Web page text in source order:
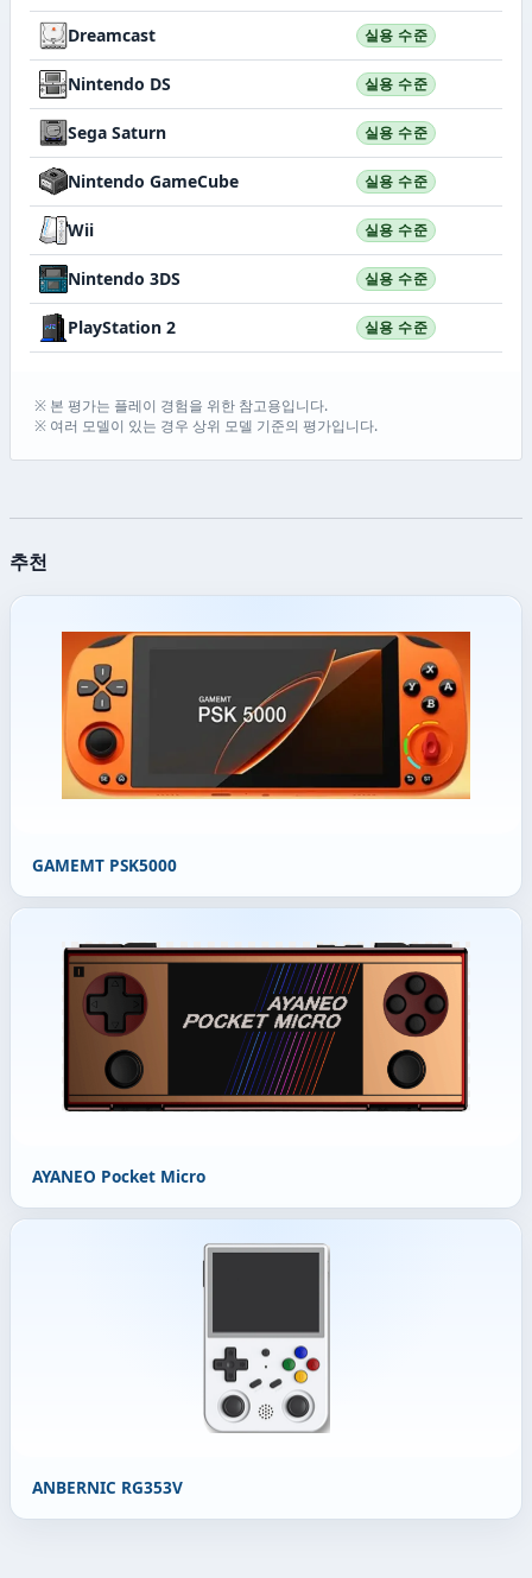
Dreamcast 실용 수준
Nintendo DS 실용 수준
Sega Saturn 실용 수준
Nintendo GameCube 실용 수준
Wii 실용 수준
Nintendo 3DS 실용 수준
PlayStation 2 실용 수준
※ 본 평가는 플레이 경험을 위한 참고용입니다.
※ 여러 모델이 있는 경우 상위 모델 기준의 평가입니다.
추천
GAMEMT PSK5000
AYANEO Pocket Micro
ANBERNIC RG353V